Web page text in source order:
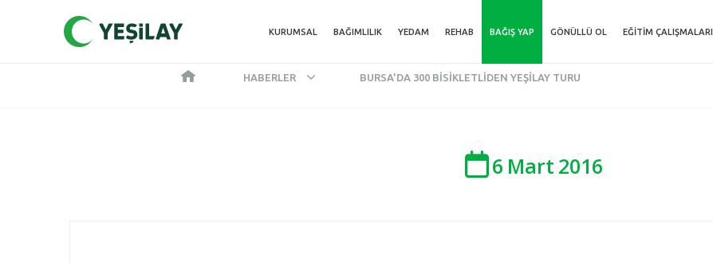
KURUMSAL BAĞIMLILIK YEDAM REHAB BAĞIŞ YAP GÖNÜLLÜ OL EĞITIM ÇALIŞMALARI
HABERLER BURSA'DA 300 BISIKLETLIDEN YEŞILAY TURU
6 Mart 2016